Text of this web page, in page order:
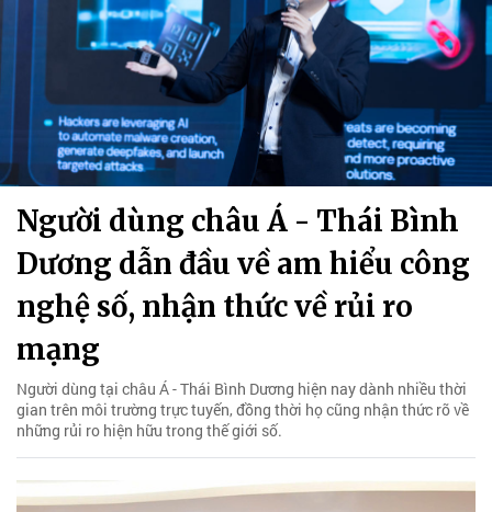
Người dùng châu Á - Thái Bình
Dương dẫn đầu về am hiểu công
nghệ số, nhận thức về rủi ro
mạng
Người dùng tại châu Á - Thái Bình Dương hiện nay dành nhiều thời
gian trên môi trường trực tuyến, đồng thời họ cũng nhận thức rõ về
những rủi ro hiện hữu trong thế giới số.